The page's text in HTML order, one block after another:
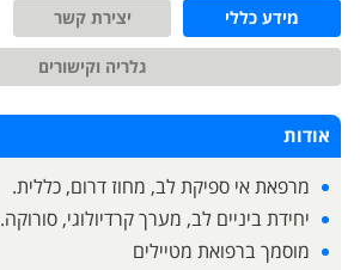
מידע כללי יצירת קשר
גלריה וקישורים
אודות
מרפאת אי ספיקת לב, מחוז דרום, כללית.
יחידת ביניים לב, מערך קרדיולוגי, סורוקה.
מוסמך ברפואת מטיילים